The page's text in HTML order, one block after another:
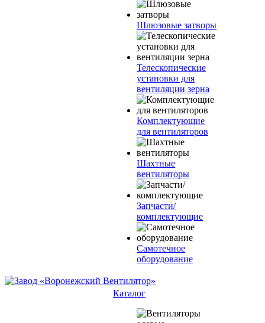
Шлюзовые затворы
Телескопические
установки для
вентиляции зерна
Комплектующие
для вентиляторов
Шахтные
вентиляторы
Запчасти/
комплектующие
Самотечное
оборудование
Каталог